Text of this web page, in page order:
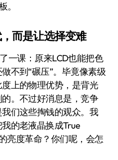
。
而是让选择变难
一课：原来LCD也能把色
不到“碾压”。毕竟像素级
上的物理优势，是背光
。不过好消息是，竞争
们这些掏钱的观众。我
的老液晶换成True
亮度革命？你们呢，会怎